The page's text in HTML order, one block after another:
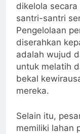
dikelola
santri-santri
Pengelolaan
diserahkan
adalah wujud
untuk melatih
bekal
mereka.
Selain itu,
memiliki lahan